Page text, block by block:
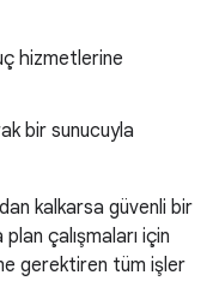
hizmetlerine
bir sunucuyla
kalkarsa güvenli bir
çalışmaları için
gerektiren tüm işler